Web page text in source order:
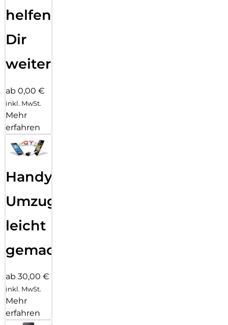
helfen
Dir
weiter
ab 0,00 €
inkl. MwSt.
Mehr
erfahren
Handy
Umzug
leicht
gemacht!
ab 30,00 €
inkl. MwSt.
Mehr
erfahren